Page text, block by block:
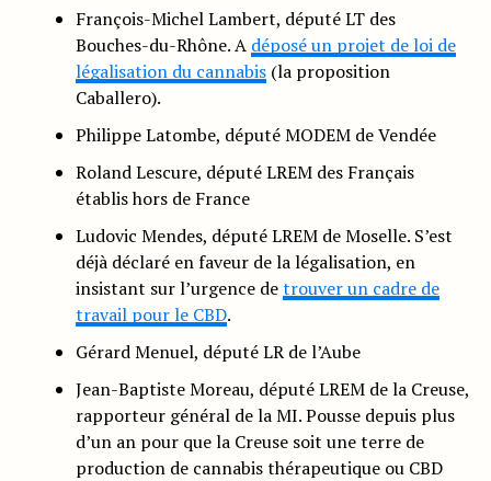
François-Michel Lambert, député LT des
Bouches-du-Rhône. A déposé un projet de loi de
légalisation du cannabis(la proposition
Caballero).
Philippe Latombe, député MODEM de Vendée
Roland Lescure, député LREM des Français
établis hors de France
Ludovic Mendes, député LREM de Moselle. S’est
déjà déclaré en faveur de la légalisation, en
insistant sur l’urgence detrouver un cadre de
travail pour le CBD.
Gérard Menuel, député LR de l’Aube
Jean-Baptiste Moreau, député LREM de la Creuse,
rapporteur général de la MI. Pousse depuis plus
d’un an pour que la Creuse soit une terre de
production de cannabis thérapeutique ou CBD